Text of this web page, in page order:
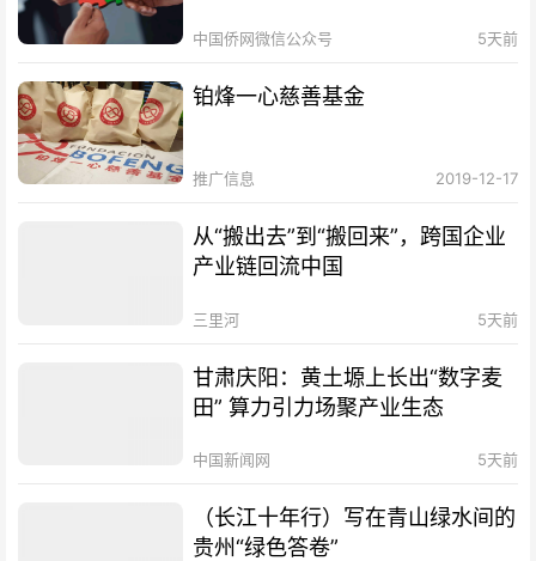
中国侨网微信公众号 5天前
铂烽一心慈善基金
推广信息 2019-12-17
从“搬出去”到“搬回来”，跨国企业
产业链回流中国
三里河 5天前
甘肃庆阳：黄土塬上长出“数字麦
田” 算力引力场聚产业生态
中国新闻网 5天前
（长江十年行）写在青山绿水间的
贵州“绿色答卷”